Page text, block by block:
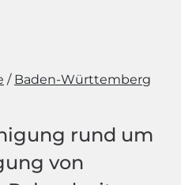
Baden-Württemberg
rund um
von